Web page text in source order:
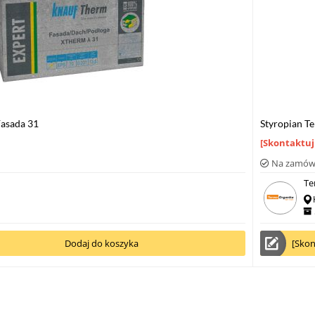
31
Dodaj do koszyka
Styropian
[Skontaktuj
Na